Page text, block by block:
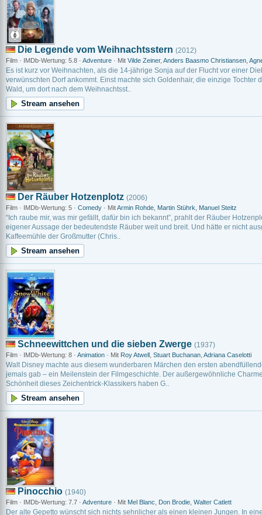
Die Legende vom Weihnachtsstern (2012)
Film · IMDb-Wertung: 5.8 · Adventure · Mit Vilde Zeiner, Anders Baasmo Christiansen
Es ist kurz vor Weihnachten, als die 14-jährige Sonja auf der Flucht vor einer
verwünschten Dorf ankommt. Einst machte sich Goldenhair, die einzige Tochter
Wald, um dort nach dem Weihnachtsst..
Stream ansehen
Der Räuber Hotzenplotz (2006)
Film · IMDb-Wertung: 5 · Comedy · MitArmin Rohde Martin Stührk Manuel Steitz
“Ich raube mir, was mir gefällt, dafür bin ich bekannt”, prahlt der Räuber
eigener Aussage der bedeutendste Räuber weit und breit. Und hätte er nicht
Kaffeemühle der Großmutter (Chris..
Stream ansehen
Schneewittchen und die sieben Zwerge (1937)
Film · IMDb-Wertung: 8 · Animation · Mit Roy Atwell Stuart Buchanan Adriana Caselotti
Walt Disney machte aus diesem wunderbaren Märchen den ersten
jemals gab – ein Meilenstein der Filmgeschichte. Der außergewöhnliche
Schönheit dieses Zeichentrick-Klassikers haben G..
Stream ansehen
Pinocchio (1940)
Film · IMDb-Wertung: 7.7 · Adventure · Mit Mel Blanc Don Brodie Walter Catlett
Der alte Gepetto wünscht sich nichts sehnlicher als einen kleinen Jungen. In